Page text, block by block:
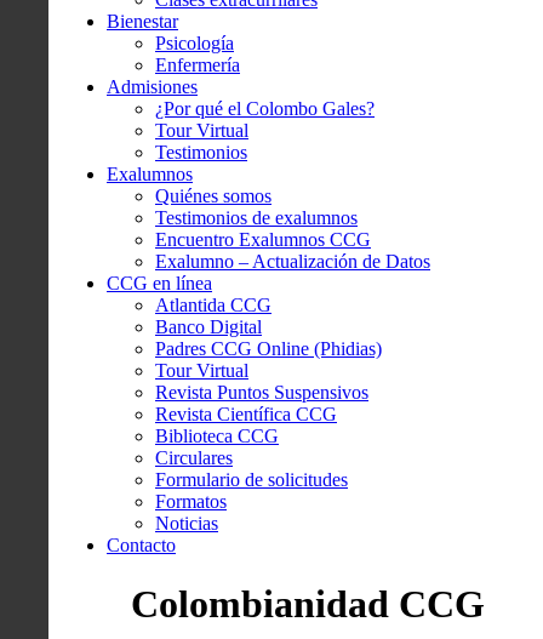
Bienestar
Psicología
Enfermería
Admisiones
¿Por qué el Colombo Gales?
Tour Virtual
Testimonios
Exalumnos
Quiénes somos
Testimonios de exalumnos
Encuentro Exalumnos CCG
Exalumno – Actualización de Datos
CCG en línea
Atlantida CCG
Banco Digital
Padres CCG Online (Phidias)
Tour Virtual
Revista Puntos Suspensivos
Revista Científica CCG
Biblioteca CCG
Circulares
Formulario de solicitudes
Formatos
Noticias
Contacto
Colombianidad CCG